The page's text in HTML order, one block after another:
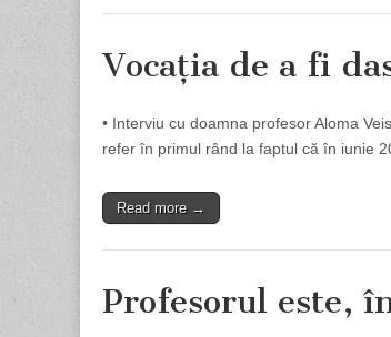
Vocaţia de a fi
• Interviu cu doamna profesor Aloma
refer în primul rând la faptul că în iunie
Read more →
Profesorul este,